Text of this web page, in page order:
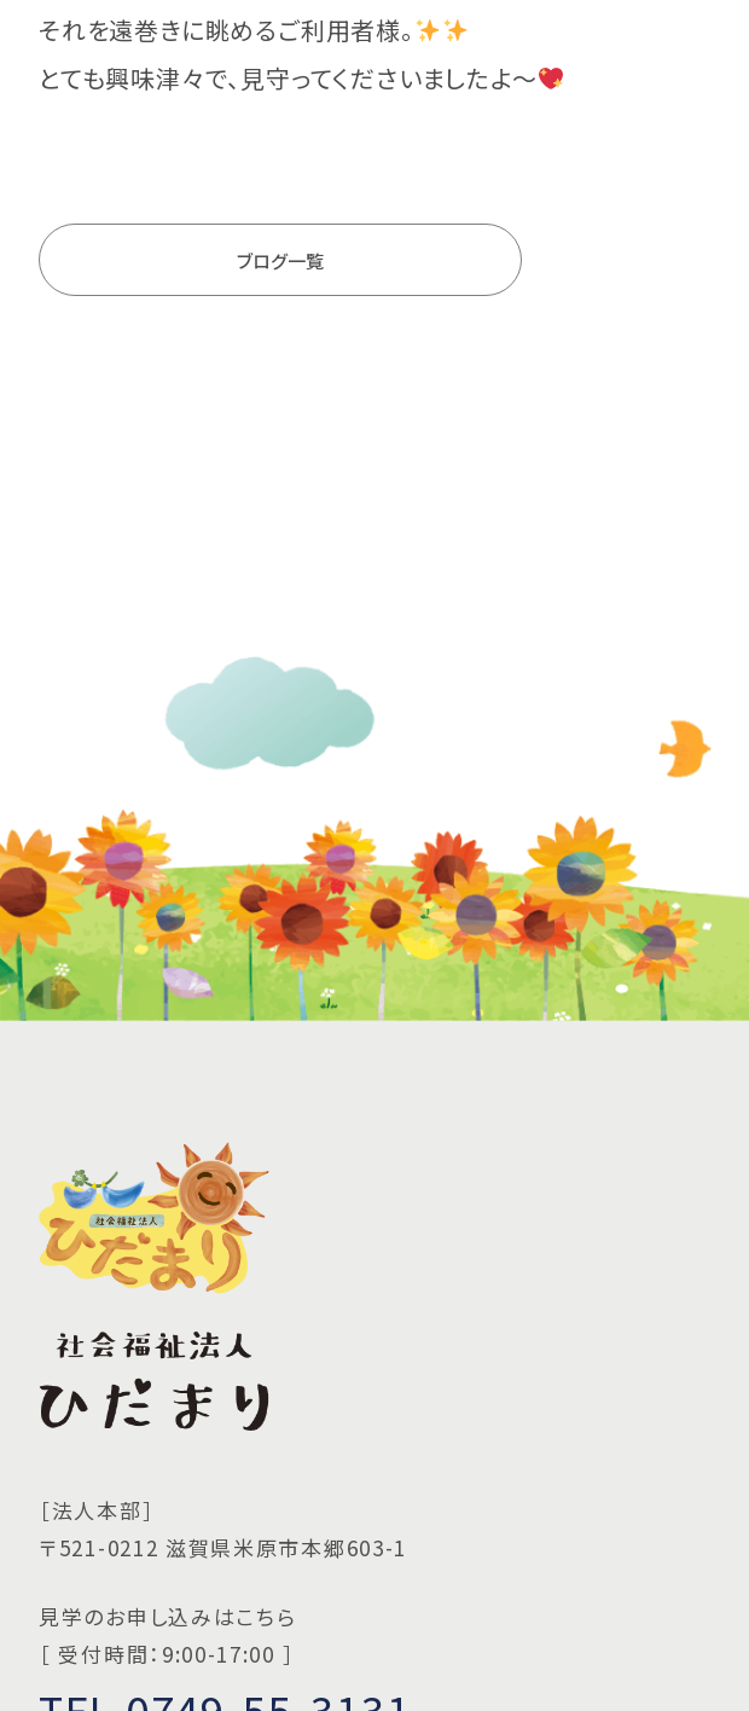
それを遠巻きに眺めるご利用者様。
とても興味津々で、見守ってくださいましたよ～
ブログ一覧
［法人本部］
〒521-0212 滋賀県米原市本郷603-1
見学のお申し込みはこちら
［ 受付時間：9:00-17:00 ］